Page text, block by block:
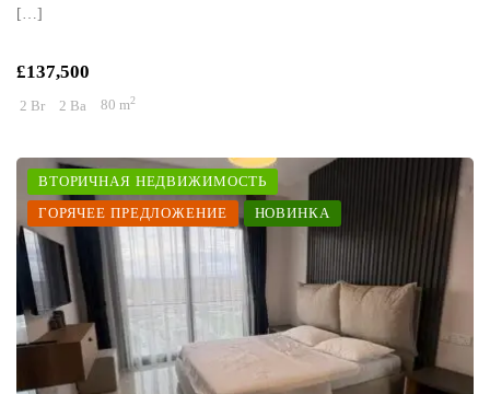
[…]
£137,500
2 Br 2 Ba 80 m2
ВТОРИЧНАЯ НЕДВИЖИМОСТЬ
ГОРЯЧЕЕ ПРЕДЛОЖЕНИЕ
НОВИНКА